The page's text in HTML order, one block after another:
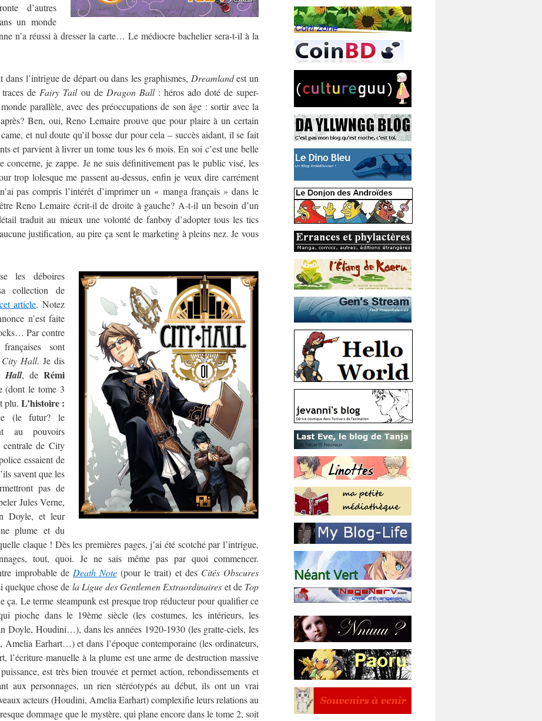
d’autres
un monde
n’a réussi à dresser la carte… Le médiocre bachelier sera-t-il à la
dans l’intrigue de départ ou dans les graphismes, Dreamlandest un
de Fairy Tailou de Dragon Ball: héros ado doté de super-
parallèle, avec des préoccupations de son âge : sortir avec la
Ben, oui, Reno Lemaire prouve que pour plaire à un certain
et nul doute qu’il bosse dur pour cela – succès aidant, il se fait
et parvient à livrer un tome tous les 6 mois. En soi c’est une belle
concerne, je zappe. Je ne suis définitivement pas le public visé, les
trop lolesque me passent au-dessus, enfin je veux dire carrément
pas compris l’intérêt d’imprimer un « manga français » dans le
Reno Lemaire écrit-il de droite à gauche? A-t-il un besoin d’un
traduit au mieux une volonté de fanboy d’adopter tous les tics
justification, au pire ça sent le marketing à pleins nez. Je vous
les déboires
collection de
cet article. Notez
n’est faite
Par contre
sont
City Hall. Je dis
Hall, deRémi
(dont le tome 3
plu. L’histoire :
(le futur? le
au pouvoirs
centrale de City
essaient de
savent que les
pas de
Jules Verne,
Doyle, et leur
plume et du
claque ! Dès les premières pages, j’ai été scotché par l’intrigue,
tout, quoi. Je ne sais même pas par quoi commencer.
improbable de Death Note (pour le trait) et desCités Obscures
quelque chose de la Ligue des Gentlemen Extraordinaires et de Top
ça. Le terme steampunk est presque trop réducteur pour qualifier ce
pioche dans le 19ème siècle (les costumes, les intérieurs, les
Doyle, Houdini…), dans les années 1920-1930 (les gratte-ciels, les
Earhart…) et dans l’époque contemporaine (les ordinateurs,
l’écriture manuelle à la plume est une arme de destruction massive
est très bien trouvée et permet action, rebondissements et
aux personnages, un rien stéréotypés au début, ils ont un vrai
acteurs (Houdini, Amelia Earhart) complexifie leurs relations au
dommage que le mystère, qui plane encore dans le tome 2, soit